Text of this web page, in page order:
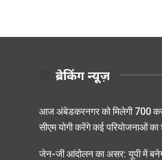
ब्रेकिंग न्यूज़
आज अंबेडकरनगर को मिलेगी 700
सीएम योगी करेंगे कई परियोजनाओं का
जेन-जी आंदोलन का असर: यूपी में